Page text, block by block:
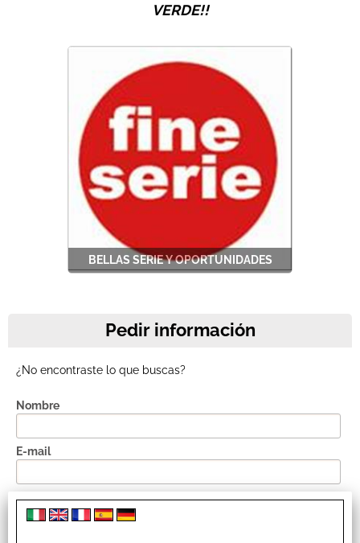
Best Seller
Pronta Consegna
VERDE!!
BELLAS SERIE Y OPORTUNIDADES
Pedir información
¿No encontraste lo que buscas?
Nombre
E-mail
Solicitud